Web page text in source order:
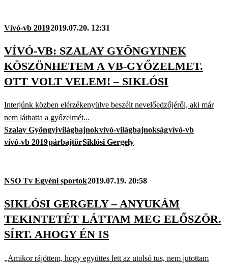
Vívó-vb 20192019.07.20. 12:31
VÍVÓ-VB: SZALAY GYÖNGYINEK
KÖSZÖNHETEM A VB-GYŐZELMET.
OTT VOLT VELEM! – SIKLÓSI
Interjúnk közben elérzékenyülve beszélt nevelőedzőjéről, aki már
nem láthatta a győzelmét...
Szalay Gyöngyivilágbajnokvívó-világbajnokságvívó-vb
vívó-vb 2019párbajtőrSiklósi Gergely
NSO Tv Egyéni sportok2019.07.19. 20:58
SIKLÓSI GERGELY – ANYUKÁM
TEKINTETÉT LÁTTAM MEG ELŐSZÖR.
SÍRT. AHOGY ÉN IS
„Amikor rájöttem, hogy együttes lett az utolsó tus, nem jutottam